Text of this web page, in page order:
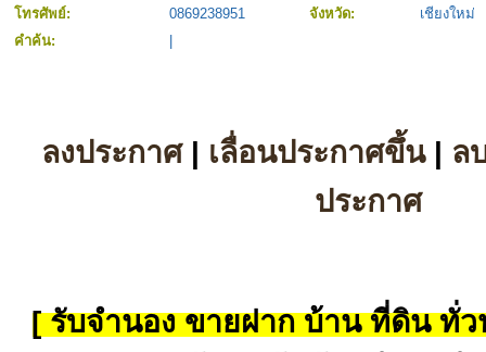
โทรศัพย์:
0869238951 จังหวัด:
เชียงใหม่
คำค้น:
ลงประกาศ| เลื่อนประกาศขึ้น| ล
ประกาศ
[ รับจำนอง ขายฝาก บ้าน ที่ดิน ทั่ว